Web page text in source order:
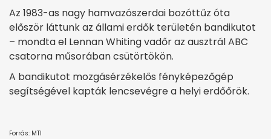
Az 1983-as nagy hamvazószerdai bozóttűz óta
először láttunk az állami erdők területén bandikutot
– mondta el Lennan Whiting vadőr az ausztrál ABC
csatorna műsorában csütörtökön.
A bandikutot mozgásérzékelős fényképezőgép
segítségével kapták lencsevégre a helyi erdőőrök.
Forrás: MTI